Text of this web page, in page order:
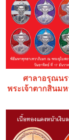
ศาลาอรุณนร
พระเจ้าตากสินม